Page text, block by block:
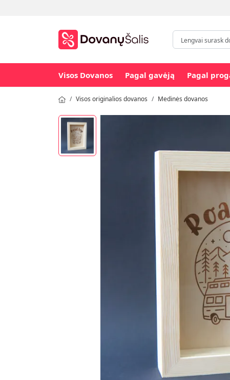
Visos Dovanos Pagal gavėją Pagal
Visos originalios dovanos Medinės dovanos